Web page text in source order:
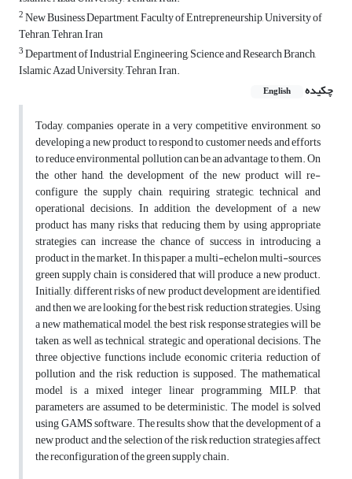
2New Business Department, Faculty of Entrepreneurship, University of
Tehran, Tehran, Iran
3Department of Industrial Engineering, Science and Research Branch,
Islamic Azad University, Tehran, Iran.
چکیده
English
Today, companies operate in a very competitive environment, so
developing a new product to respond to customer needs and efforts
to reduce environmental pollution can be an advantage to them. On
the other hand, the development of the new product will re-
configure the supply chain, requiring strategic, technical and
operational decisions. In addition, the development of a new
product has many risks that reducing them by using appropriate
strategies can increase the chance of success in introducing a
product in the market. In this paper, a multi-echelon multi-sources
green supply chain is considered that will produce a new product.
Initially, different risks of new product development are identified,
and then we are looking for the best risk reduction strategies. Using
a new mathematical model, the best risk response strategies will be
taken, as well as technical, strategic and operational decisions. The
three objective functions include economic criteria, reduction of
pollution and the risk reduction is supposed. The mathematical
model is a mixed integer linear programming, MILP, that
parameters are assumed to be deterministic. The model is solved
using GAMS software. The results show that the development of a
new product and the selection of the risk reduction strategies affect
the reconfiguration of the green supply chain.